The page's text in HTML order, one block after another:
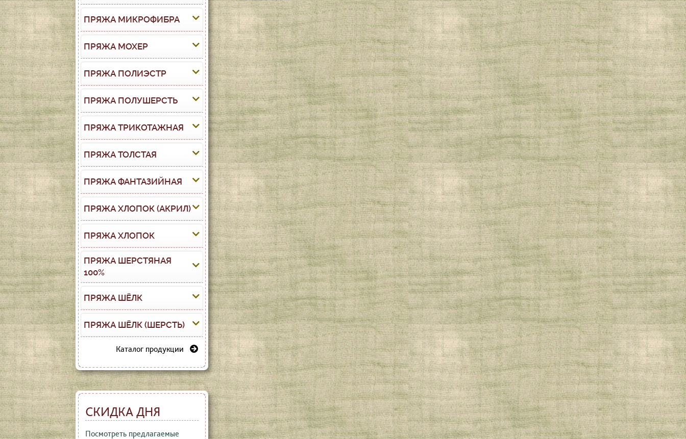
ПРЯЖА МИКРОФИБРА
ПРЯЖА МОХЕР
ПРЯЖА ПОЛИЭСТР
ПРЯЖА ПОЛУШЕРСТЬ
ПРЯЖА ТРИКОТАЖНАЯ
ПРЯЖА ТОЛСТАЯ
ПРЯЖА ФАНТАЗИЙНАЯ
ПРЯЖА ХЛОПОК (АКРИЛ)
ПРЯЖА ХЛОПОК
ПРЯЖА ШЕРСТЯНАЯ
100%
ПРЯЖА ШЁЛК
ПРЯЖА ШЁЛК (ШЕРСТЬ)
Каталог продукции
СКИДКА ДНЯ
Посмотреть предлагаемые